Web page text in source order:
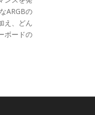
ARGBの
え、どん
ボードの